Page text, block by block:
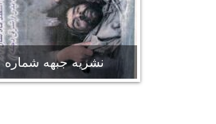
نشریه جبهه شماره ۲ صفحه ۸